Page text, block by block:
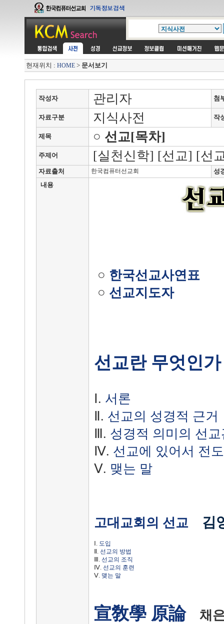
현재위치 : HOME > 문서보기
작성자 관리자 첨
자료구분 지식사전 작
제목 ○ 선교[목차]
주제어 [실천신학] [선교] [선
자료출처 한국컴퓨터선교회
성
내용
○ 한국선교사연표
○ 선교지도자
선교란 무엇인가
Ⅰ. 서론
Ⅱ. 선교의 성경적 근거
Ⅲ. 성경적 의미의 선교
Ⅳ. 선교에 있어서 전
Ⅴ. 맺는 말
고대교회의 선교 김
Ⅰ. 도입
Ⅱ. 선교의 방법
Ⅲ. 선교의 조직
Ⅳ. 선교의 훈련
Ⅴ. 맺는 말
宣敎學 原論 채